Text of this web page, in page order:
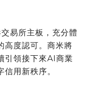
易所主板，充分體
高度認可。商米將
引領接下來AI商業
用新秩序。